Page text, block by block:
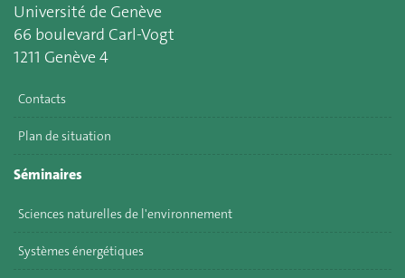
Université de Genève
66 boulevard Carl-Vogt
1211 Genève 4
Contacts
Plan de situation
Séminaires
Sciences naturelles de l'environnement
Systèmes énergétiques